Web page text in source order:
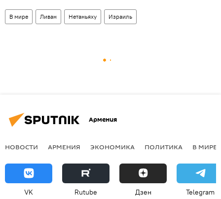
В мире Ливан Нетаньяху Израиль
Армения
НОВОСТИ АРМЕНИЯ ЭКОНОМИКА ПОЛИТИКА В МИРЕ
VK Rutube Дзен Telegram